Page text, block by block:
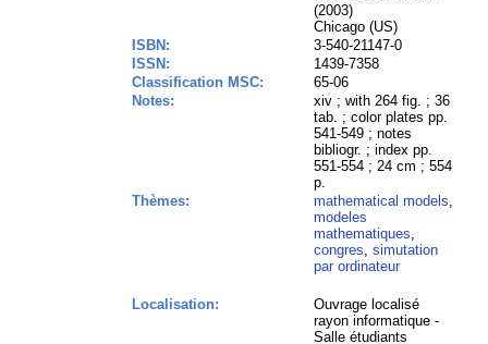
(2003)
Chicago (US)
ISBN:
3-540-21147-0
ISSN:
1439-7358
Classification MSC:
65-06
Notes:
xiv ; with 264 fig. ; 36
tab. ; color plates pp.
541-549 ; notes
bibliogr. ; index pp.
551-554 ; 24 cm ; 554
p.
Thèmes:
mathematical models,
modeles
mathematiques,
congres,simutation
par ordinateur
Localisation:
Ouvrage localisé
rayon informatique -
Salle étudiants